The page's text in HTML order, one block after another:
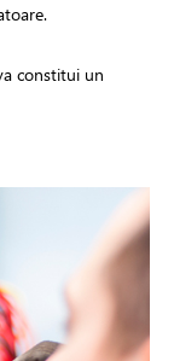
constitui un